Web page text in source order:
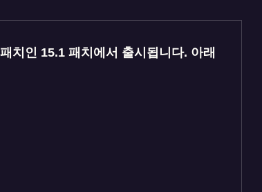
치인 15.1 패치에서 출시됩니다. 아래